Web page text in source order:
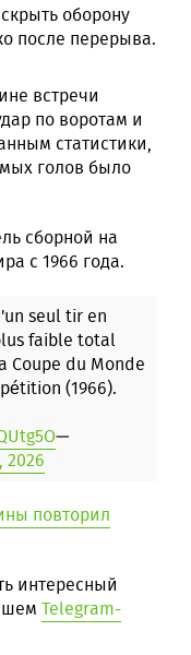
оборону
после перерыва.
встречи
по воротам и
статистики,
голов было
сборной на
с 1966 года.
seul tir en
faible total
Coupe du Monde
(1966).
—
2026
повторил
интересный
Telegram-